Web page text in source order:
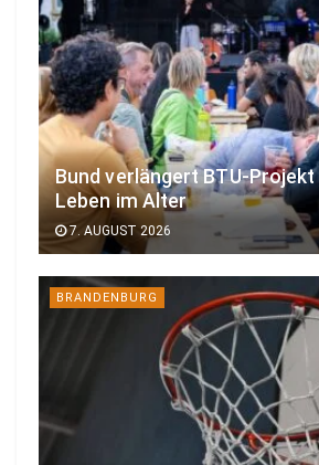
Bund verlängert BTU-
Leben im Alter
7. AUGUST 2026
BRANDENBURG